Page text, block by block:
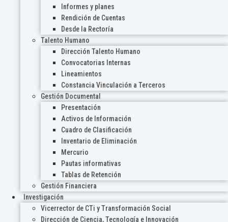
Informes y planes
Rendición de Cuentas
Desde la Rectoría
Talento Humano
Dirección Talento Humano
Convocatorias Internas
Lineamientos
Constancia Vinculación a Terceros
Gestión Documental
Presentación
Activos de Información
Cuadro de Clasificación
Inventario de Eliminación
Mercurio
Pautas informativas
Tablas de Retención
Gestión Financiera
Investigación
Vicerrector de CTi y Transformación Social
Dirección de Ciencia, Tecnología e Innovación